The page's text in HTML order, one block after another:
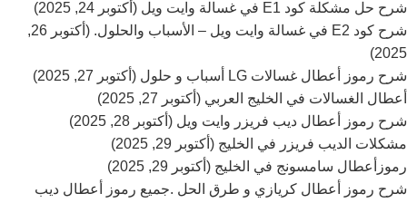
شرح حل مشكلة كود E1 في غسالة وايت ويل (أكتوبر 24, 2025)
شرح كود E2 في غسالة وايت ويل – الأسباب والحلول. (أكتوبر 26,
2025)
شرح رموز أعطال غسالات LG أسباب و حلول (أكتوبر 27, 2025)
أعطال الغسالات في الخليج العربي (أكتوبر 27, 2025)
شرح رموز أعطال ديب فريزر وايت ويل (أكتوبر 28, 2025)
مشكلات الديب فريزر في الخليج (أكتوبر 29, 2025)
رموزأعطال سامسونج في الخليج (أكتوبر 29, 2025)
شرح رموز أعطال كريازي و طرق الحل .جميع رموز أعطال ديب